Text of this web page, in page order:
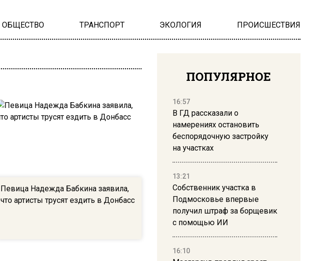
ОБЩЕСТВО ТРАНСПОРТ ЭКОЛОГИЯ ПРОИСШЕСТВИЯ
Певица Надежда Бабкина заявила,
что артисты трусят ездить в Донбасс
ПОПУЛЯРНОЕ
16:57
В ГД рассказали о
намерениях остановить
беспорядочную застройку
на участках
13:21
Собственник участка в
Подмосковье впервые
получил штраф за борщевик
с помощью ИИ
16:10